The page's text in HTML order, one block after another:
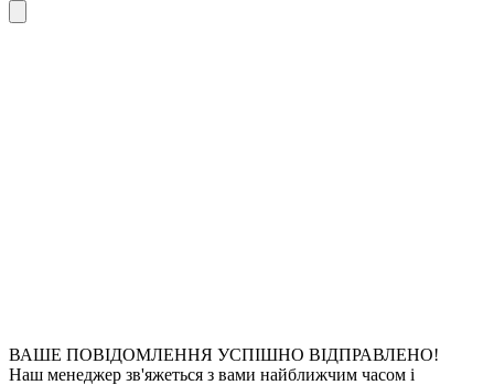
ВАШЕ ПОВІДОМЛЕННЯ УСПІШНО ВІДПРАВЛЕНО!
Наш менеджер зв'яжеться з вами найближчим часом і